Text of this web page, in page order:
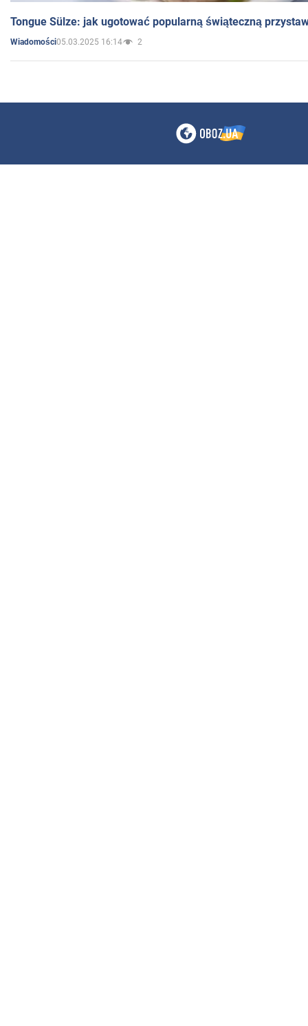
Tongue Sülze: jak ugotować popularną świąteczną
Wiadomości05.03.2025 16:14 2